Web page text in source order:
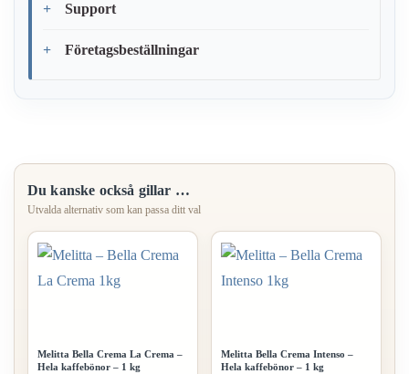
Support
Företagsbeställningar
Du kanske också gillar …
Melitta Bella Crema La Crema –
Hela kaffebönor – 1 kg
Melitta Bella Crema Intenso –
Hela kaffebönor – 1 kg